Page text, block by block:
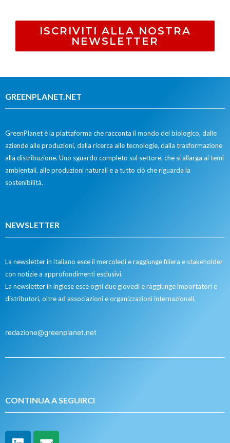
ISCRIVITI ALLA NOSTRA
NEWSLETTER
GREENPLANET.NET
GreenPlanet è la piattaforma che racconta il mondo del biologico, dalle
aziende alle produzioni, dalla ricerca alle tecnologie, dalla trasformazione
alla distribuzione. Uno sguardo completo sul settore, che si allarga ai temi
ambientali, alle produzioni naturali e a tutto ciò che riguarda la
sostenibilità.
NEWSLETTER
La newsletter in italiano esce il mercoledì e raggiunge filiera e stakeholder
con notizie a approfondimenti esclusivi.
La newsletter in inglese esce ogni due giovedì e raggiunge importatori e
distributori, oltre ad associazioni e organizzazioni internazionali.
redazione@greenplanet.net
CONTINUA A SEGUIRCI